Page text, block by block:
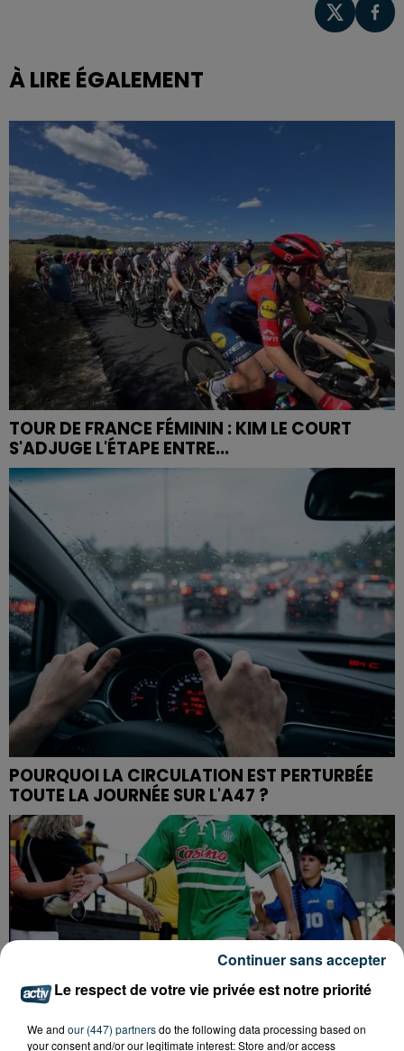
À LIRE ÉGALEMENT
TOUR DE FRANCE FÉMININ : KIM LE COURT
S'ADJUGE L'ÉTAPE ENTRE...
POURQUOI LA CIRCULATION EST PERTURBÉE
TOUTE LA JOURNÉE SUR L'A47 ?
Le respect de votre vie privée est notre priorité
We and our (447) partnersdo the following data processing based on
your consent and/or our legitimate interest: Store and/or access
Continuer sans accepter